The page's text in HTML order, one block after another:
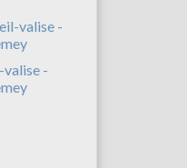
valise -